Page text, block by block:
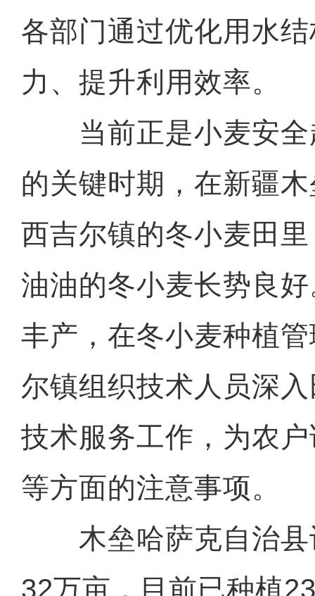
各部门通过优化用水
力、提升利用效率。
当前正是小麦安全
的关键时期，在新疆
西吉尔镇的冬小麦田
油油的冬小麦长势良
丰产，在冬小麦种植
尔镇组织技术人员深
技术服务工作，为农
等方面的注意事项。
木垒哈萨克自治县
32万亩，目前已种植